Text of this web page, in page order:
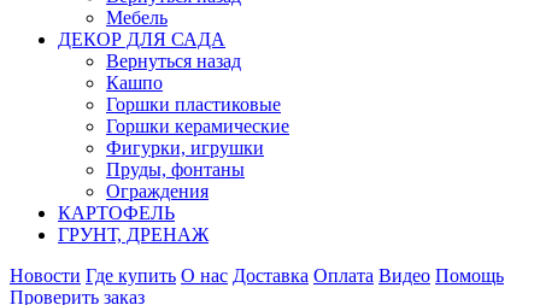
Мебель
ДЕКОР ДЛЯ САДА
Вернуться назад
Кашпо
Горшки пластиковые
Горшки керамические
Фигурки, игрушки
Пруды, фонтаны
Ограждения
КАРТОФЕЛЬ
ГРУНТ, ДРЕНАЖ
Новости Где купить О нас Доставка Оплата Видео Помощь
Проверить заказ